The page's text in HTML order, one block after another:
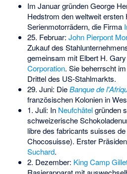
Im Januar gründen George
Hedstrom den weltweit ersten
Serienmotorrädern, die Firma
25. Februar: John Pierpont
Zukauf des
gemeinsam mit Elbert H. Gary
Corporation. Sie beherrscht
Drittel des US-Stahlmarkts.
29. Juni: DieBanque de
französischen Kolonien in
1. Juli: In Neufchâtelgründen
schweizerische
libre des fabricants suisses de
Chocosuisse). Erster
Suchard.
2. Dezember: King Camp